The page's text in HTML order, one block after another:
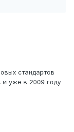
стандартов
и уже в 2009 году